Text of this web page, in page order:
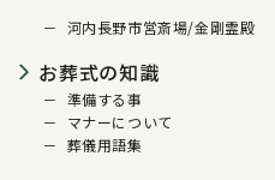
河内長野市営斎場/金剛霊殿
お葬式の知識
準備する事
マナーについて
葬儀用語集